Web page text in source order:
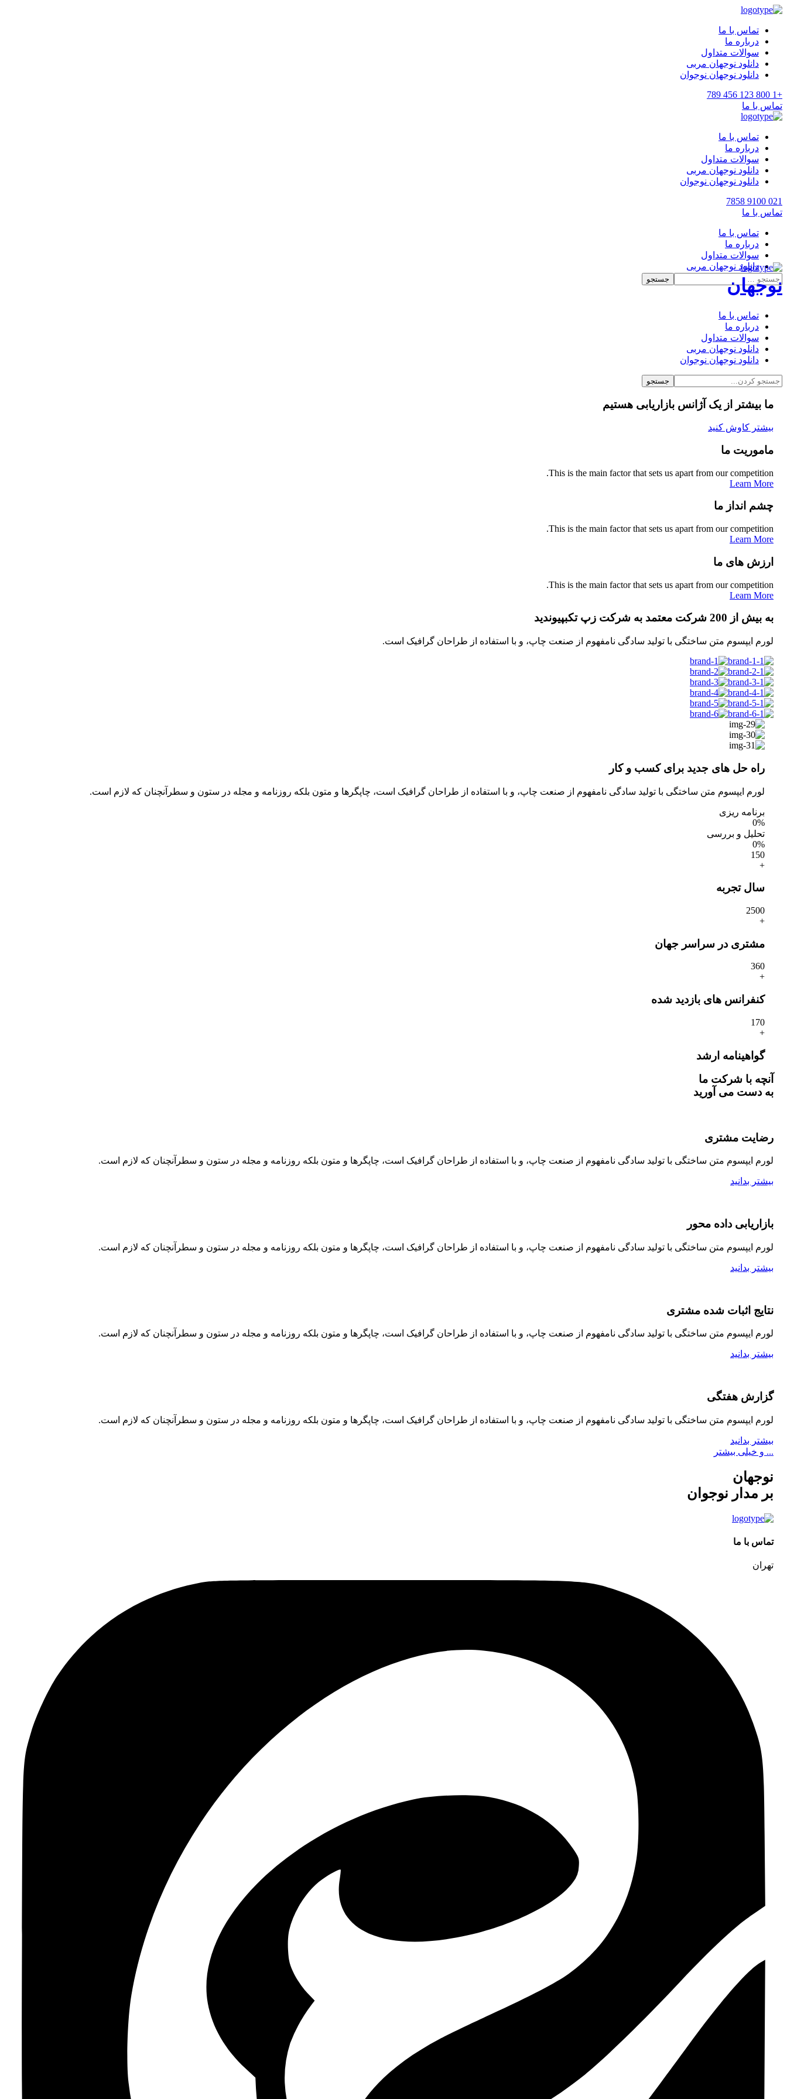
تماس با ما
درباره ما
سوالات متداول
دانلود نوجهان مربی
دانلود نوجهان نوجوان
+1 800 123 456 789
تماس با ما
تماس با ما
درباره ما
سوالات متداول
دانلود نوجهان مربی
دانلود نوجهان نوجوان
021 9100 7858
تماس با ما
تماس با ما
درباره ما
سوالات متداول
دانلود نوجهان مربی
دانلود نوجهان نوجوان
نوجهان
تماس با ما
درباره ما
سوالات متداول
دانلود نوجهان مربی
دانلود نوجهان نوجوان
ما بیشتر از یک آژانس بازاریابی هستیم
بیشتر کاوش کنید
ماموریت ما
This is the main factor that sets us apart from our competition.
Learn More
چشم انداز ما
This is the main factor that sets us apart from our competition.
Learn More
ارزش های ما
This is the main factor that sets us apart from our competition.
Learn More
به بیش از 200 شرکت معتمد به شرکت زپ تکبپیوندید
لورم ایپسوم متن ساختگی با تولید سادگی نامفهوم از صنعت چاپ، و با استفاده از طراحان گرافیک است.
راه حل های جدید برای کسب و کار
لورم ایپسوم متن ساختگی با تولید سادگی نامفهوم از صنعت چاپ، و با استفاده از طراحان گرافیک است، چاپگرها و متون بلکه روزنامه و مجله در ستون و سطرآنچنان که لازم است.
برنامه ریزی
0%
تحلیل و بررسی
0%
150
+
سال تجربه
2500
+
مشتری در سراسر جهان
360
+
کنفرانس های بازدید شده
170
+
گواهینامه ارشد
آنچه با شرکت ما
به دست می آورید
رضایت مشتری
لورم ایپسوم متن ساختگی با تولید سادگی نامفهوم از صنعت چاپ، و با استفاده از طراحان گرافیک است، چاپگرها و متون بلکه روزنامه و مجله در ستون و سطرآنچنان که لازم است.
بیشتر بدانید
بازاریابی داده محور
لورم ایپسوم متن ساختگی با تولید سادگی نامفهوم از صنعت چاپ، و با استفاده از طراحان گرافیک است، چاپگرها و متون بلکه روزنامه و مجله در ستون و سطرآنچنان که لازم است.
بیشتر بدانید
نتایج اثبات شده مشتری
لورم ایپسوم متن ساختگی با تولید سادگی نامفهوم از صنعت چاپ، و با استفاده از طراحان گرافیک است، چاپگرها و متون بلکه روزنامه و مجله در ستون و سطرآنچنان که لازم است.
بیشتر بدانید
گزارش هفتگی
لورم ایپسوم متن ساختگی با تولید سادگی نامفهوم از صنعت چاپ، و با استفاده از طراحان گرافیک است، چاپگرها و متون بلکه روزنامه و مجله در ستون و سطرآنچنان که لازم است.
بیشتر بدانید
... و خیلی بیشتر
نوجهان
بر مدار نوجوان
تماس با ما
تهران